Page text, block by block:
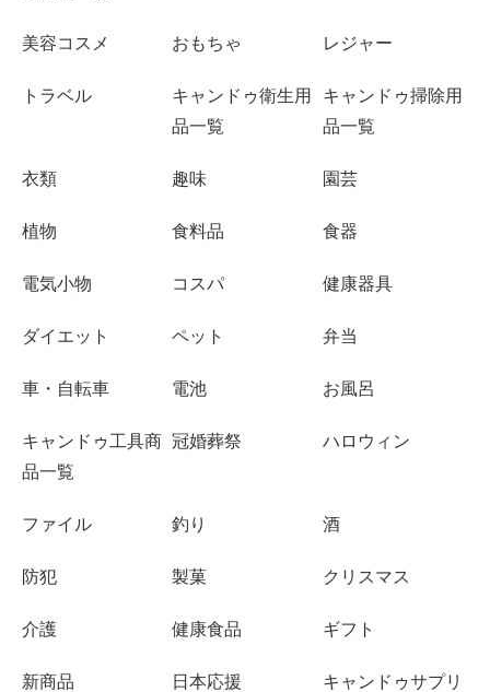
美容コスメ おもちゃ レジャー
トラベル
キャンドゥ衛生用
品一覧
キャンドゥ掃除用
品一覧
衣類 趣味 園芸
植物 食料品 食器
電気小物 コスパ 健康器具
ダイエット ペット 弁当
車・自転車 電池 お風呂
キャンドゥ工具商
品一覧
冠婚葬祭 ハロウィン
ファイル 釣り 酒
防犯 製菓 クリスマス
介護 健康食品 ギフト
新商品 日本応援
キャンドゥサプリ